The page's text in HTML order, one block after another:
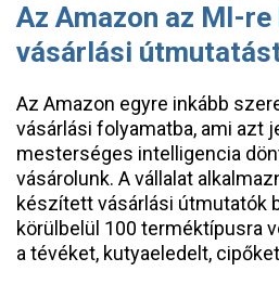
Az Amazon az MI-re
vásárlási
Az Amazon egyre inkább
vásárlási folyamatba, ami azt
mesterséges intelligencia
vásárolunk. A vállalat
készített vásárlási útmutatók
körülbelül 100 terméktípusra
a tévéket, kutyaeledelt,